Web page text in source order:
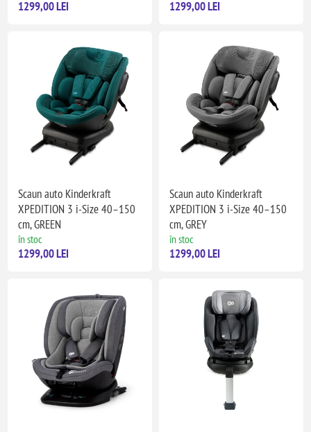
1299,00 LEI 1299,00 LEI
Scaun auto Kinderkraft
XPEDITION 3 i-Size 40–150
cm, GREEN
în stoc
1299,00 LEI
Scaun auto Kinderkraft
XPEDITION 3 i-Size 40–150
cm, GREY
în stoc
1299,00 LEI